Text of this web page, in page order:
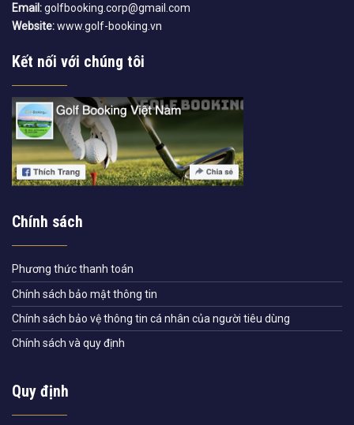
Email:golfbooking.corp@gmail.com
Website:www.golf-booking.vn
Kết nối với chúng tôi
Chính sách
Phương thức thanh toán
Chính sách bảo mật thông tin
Chính sách bảo vệ thông tin cá nhân của người tiêu dùng
Chính sách và quy định
Quy định